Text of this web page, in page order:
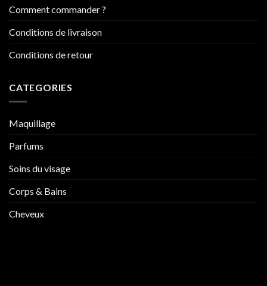
Comment commander ?
Conditions de livraison
Conditions de retour
CATEGORIES
Maquillage
Parfums
Soins du visage
Corps & Bains
Cheveux